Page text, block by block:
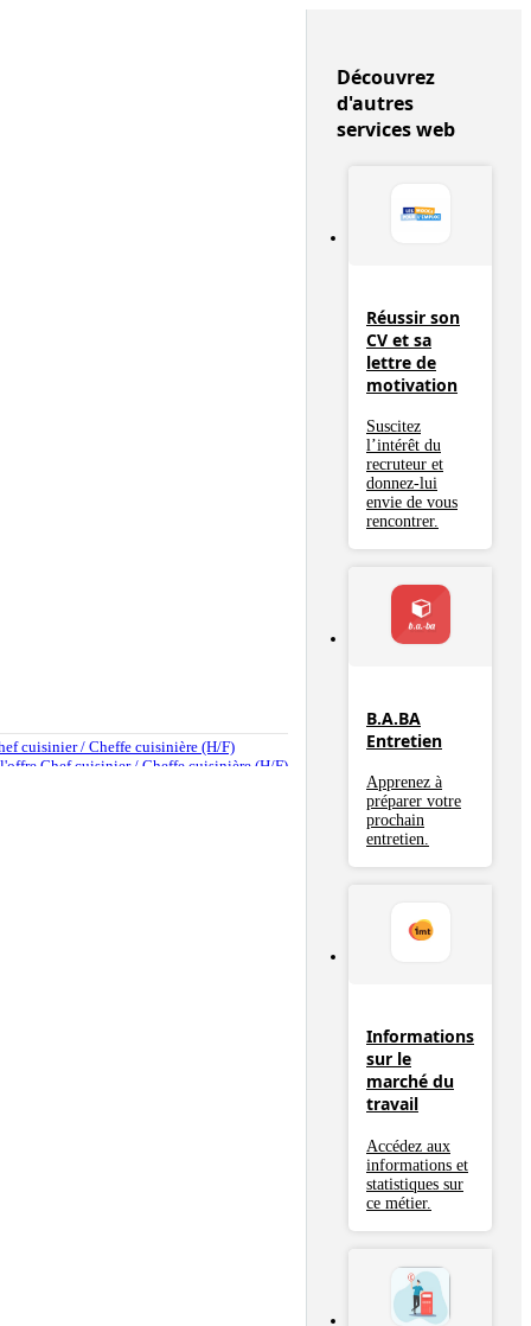
cuisinier / Cheffe cuisinière (H/F)
Chef cuisinier / Cheffe cuisinière (H/F)
Découvrez
d'autres
services web
Réussir son
CV et sa
lettre de
motivation
Suscitez
l’intérêt du
recruteur et
donnez-lui
envie de vous
rencontrer.
B.A.BA
Entretien
Apprenez à
préparer votre
prochain
entretien.
Informations
sur le
marché du
travail
Accédez aux
informations et
statistiques sur
ce métier.